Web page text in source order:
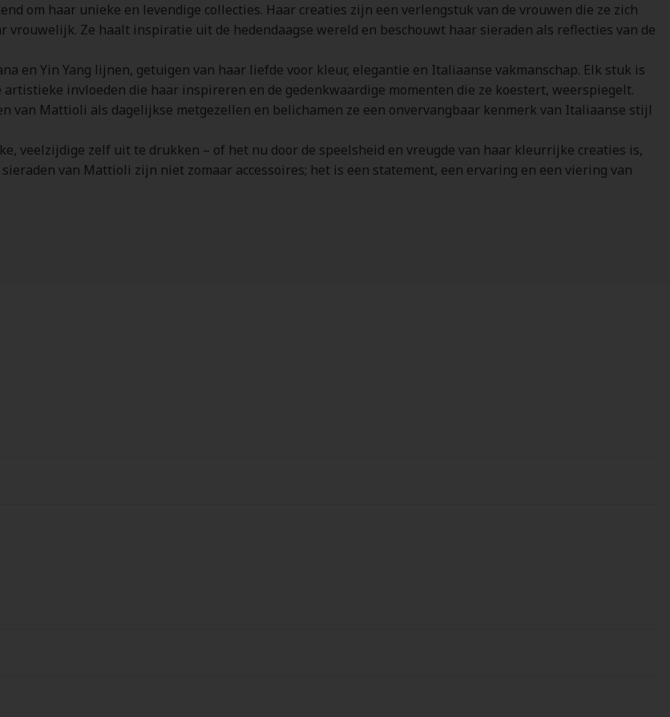
om haar unieke en levendige collecties. Haar creaties zijn een verlengstuk van de vrouwen die ze zich
Ze haalt inspiratie uit de hedendaagse wereld en beschouwt haar sieraden als reflecties van de
en Yin Yang lijnen, getuigen van haar liefde voor kleur, elegantie en Italiaanse vakmanschap. Elk stuk is
invloeden die haar inspireren en de gedenkwaardige momenten die ze koestert, weerspiegelt.
Mattioli als dagelijkse metgezellen en belichamen ze een onvervangbaar kenmerk van Italiaanse stijl
veelzijdige zelf uit te drukken – of het nu door de speelsheid en vreugde van haar kleurrijke creaties is,
van Mattioli zijn niet zomaar accessoires; het is een statement, een ervaring en een viering van